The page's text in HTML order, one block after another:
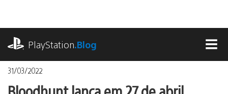
o
conteúdo
PlayStation.Blog
31/03/2022